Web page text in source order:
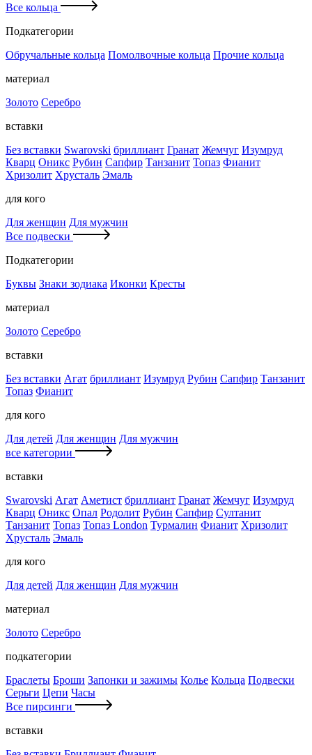
Все кольца
Подкатегории
Обручальные кольца Помолвочные кольца Прочие кольца
материал
Золото Серебро
вставки
Без вставки Swarovski бриллиант Гранат Жемчуг Изумруд
Кварц Оникс Рубин Сапфир Танзанит Топаз Фианит
Хризолит Хрусталь Эмаль
для кого
Для женщин Для мужчин
Все подвески
Подкатегории
Буквы Знаки зодиака Иконки Кресты
материал
Золото Серебро
вставки
Без вставки Агат бриллиант Изумруд Рубин Сапфир Танзанит
Топаз Фианит
для кого
Для детей Для женщин Для мужчин
все категории
вставки
Swarovski Агат Аметист бриллиант Гранат Жемчуг Изумруд
Кварц Оникс Опал Родолит Рубин Сапфир Султанит
Танзанит Топаз Топаз London Турмалин Фианит Хризолит
Хрусталь Эмаль
для кого
Для детей Для женщин Для мужчин
материал
Золото Серебро
подкатегории
Браслеты Броши Запонки и зажимы Колье Кольца Подвески
Серьги Цепи Часы
Все пирсинги
вставки